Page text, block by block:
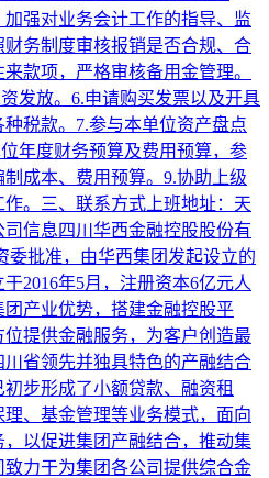
强对业务会计工作的指导、监
务制度审核报销是否合规、合
款项，严格审核备用金管理。
发放。6.申请购买发票以及开具
税款。7.参与本单位资产盘点
年度财务预算及费用预算，参
成本、费用预算。9.协助上级
。三、联系方式上班地址：天
信息四川华西金融控股股份有
委批准，由华西集团发起设立的
2016年5月，注册资本6亿元人
团产业优势，搭建金融控股平
提供金融服务，为客户创造最
省领先并独具特色的产融结合
步形成了小额贷款、融资租
、基金管理等业务模式，面向
以促进集团产融结合，推动集
致力于为集团各公司提供综合金